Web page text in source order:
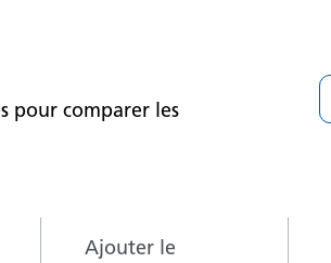
pour comparer les
Ajouter le